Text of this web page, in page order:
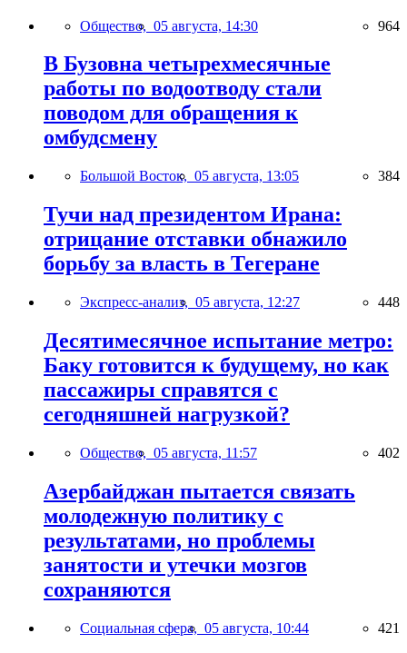
Общество, 05 августа, 14:30 964
В Бузовна четырехмесячные
работы по водоотводу стали
поводом для обращения к
омбудсмену
Большой Восток, 05 августа, 13:05 384
Тучи над президентом Ирана:
отрицание отставки обнажило
борьбу за власть в Тегеране
Экспресс-анализ, 05 августа, 12:27 448
Десятимесячное испытание метро:
Баку готовится к будущему, но как
пассажиры справятся с
сегодняшней нагрузкой?
Общество, 05 августа, 11:57 402
Азербайджан пытается связать
молодежную политику с
результатами, но проблемы
занятости и утечки мозгов
сохраняются
Социальная сфера, 05 августа, 10:44 421